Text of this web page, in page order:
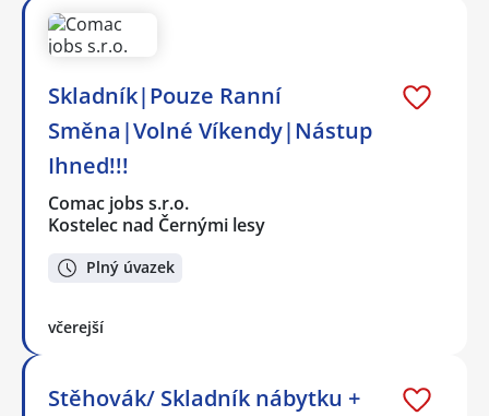
Skladník|Pouze Ranní
Směna|Volné Víkendy|Nástup
Ihned!!!
Comac jobs s.r.o.
Kostelec nad Černými lesy
Plný úvazek
včerejší
Stěhovák/ Skladník nábytku +